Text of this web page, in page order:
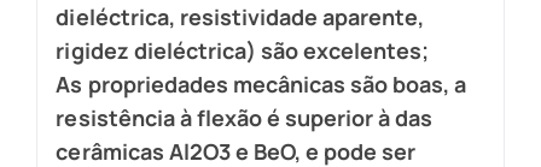
dieléctrica, resistividade aparente,
rigidez dieléctrica) são excelentes;
As propriedades mecânicas são boas, a
resistência à flexão é superior à das
cerâmicas Al2O3 e BeO, e pode ser